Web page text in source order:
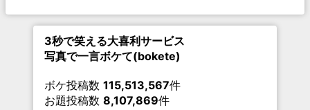
3秒で笑える大喜利サービス
写真で一言ボケて(bokete)
ボケ投稿数 115,513,567件
お題投稿数 8,107,869件